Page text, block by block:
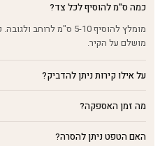
כמה ס"מ להוסיף לכל צד?
מומלץ להוסיף 5-10 ס"מ
מושלם על הקיר.
על אילו קירות ניתן להדביק?
מה זמן האספקה?
האם הטפט ניתן להסרה?